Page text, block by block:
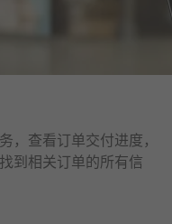
，查看订单交付进度，
到相关订单的所有信